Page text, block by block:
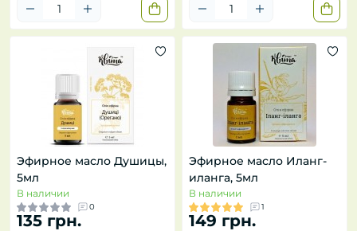
Эфирное масло Душицы,
5мл
В наличии
0
135 грн.
Эфирное масло Иланг-
иланга, 5мл
В наличии
1
149 грн.